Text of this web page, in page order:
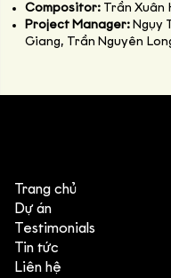
Compositor: Trần Xuân
Project Manager: Ngụy
Giang, Trần Nguyên
Trang chủ
Dự án
Testimonials
Tin tức
Liên hệ